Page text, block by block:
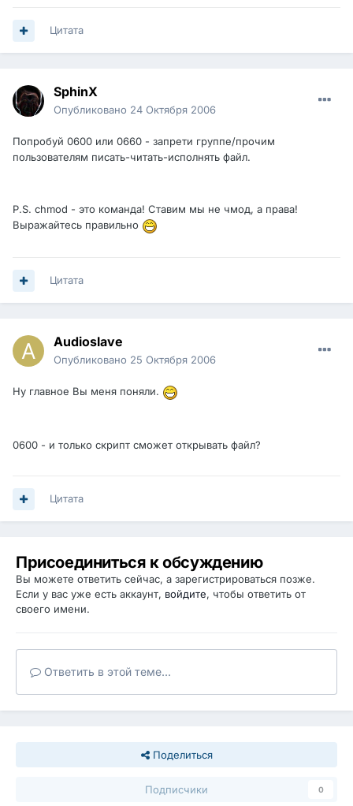
Цитата
SphinX
Опубликовано 24 Октября 2006
Попробуй 0600 или 0660 - запрети группе/прочим
пользователям писать-читать-исполнять файл.
P.S. chmod - это команда! Ставим мы не чмод, а права!
Выражайтесь правильно
Цитата
Audioslave
Опубликовано 25 Октября 2006
Ну главное Вы меня поняли.
0600 - и только скрипт сможет открывать файл?
Цитата
Присоединиться к обсуждению
Вы можете ответить сейчас, а зарегистрироваться позже.
Если у вас уже есть аккаунт, войдите, чтобы ответить от
своего имени.
Ответить в этой теме...
Поделиться
Подписчики 0